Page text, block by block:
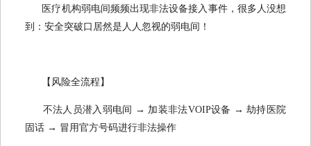
医疗机构弱电间频频出现非法设备接入事件，很多人没想
到：安全突破口居然是人人忽视的弱电间！
【风险全流程】
不法人员潜入弱电间 → 加装非法VOIP设备 → 劫持医院
固话 → 冒用官方号码进行非法操作